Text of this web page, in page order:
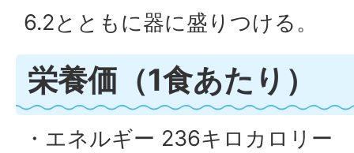
6.2とともに器に盛りつける。
栄養価（1食あたり）
・エネルギー 236キロカロリー